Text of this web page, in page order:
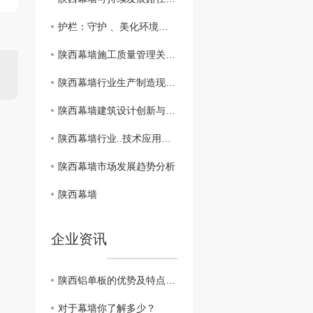
护栏：守护 、美化环境的基础设施
陕西幕墙施工质量管理关键问题解析
陕西幕墙行业生产制造现状调查
陕西幕墙建筑设计创新与实践
陕西幕墙行业..技术应用探讨
陕西幕墙市场发展趋势分析
陕西幕墙
企业资讯
陕西铝单板的优势及特点分析
对于幕墙你了解多少？